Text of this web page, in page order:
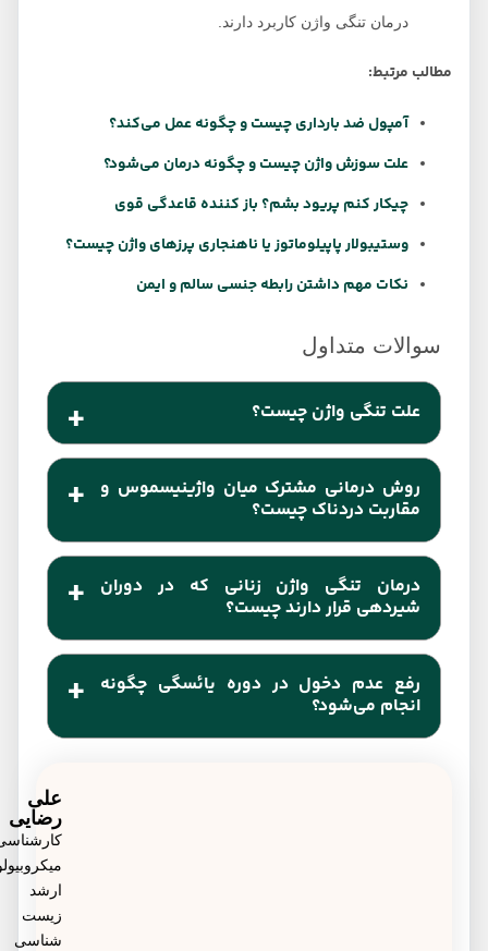
درمان تنگی واژن کاربرد دارند.
مطالب مرتبط:
آمپول ضد بارداری چیست و چگونه عمل می‌کند؟
علت سوزش واژن چیست و چگونه درمان می‌شود؟
چیکار کنم پریود بشم؟ باز کننده قاعدگی قوی
وستیبولار پاپیلوماتوز یا ناهنجاری پرزهای واژن چیست؟
نکات مهم داشتن رابطه جنسی سالم و ایمن
علت تنگی واژن چیست؟
واژینیسموس، یائسگی، عفونت قارچی، بیمار‌های
مقاربتی، زایمان، سرطان و مقاربت دردناک باعث تنگی
واژن و عدم دخول می‌شوند.
روش درمانی مشترک میان واژینیسموس و
مقاربت دردناک چیست؟
تقویت عضلات کفن لگن با ورزش کردن، به خصوص
استفاده از تمرینات کگل، به عنوان روش درمانی
مشترک این دو عامل تنگی واژن شناخته شده‌اند.
درمان تنگی واژن زنانی که در دوران
شیردهی قرار دارند چیست؟
استفاده از مرطوب‌کننده‌ها، روان‌کننده‌ها و کرم‌های حاوی
استروژن و استروژن درمانی که با مصرف قرص یا قرار
دادن حلقه در واژن انجام می‌شود، به عنوان روش
رفع عدم دخول در دوره یائسگی چگونه
انجام می‌شود؟
علی
رضایی
کارشناسی
میکروبیولوژی،
زیست
شناسی